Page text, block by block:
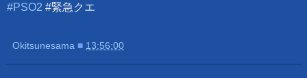
#PSO2 #緊急クエ
Okitsunesama ■ 13:56:00